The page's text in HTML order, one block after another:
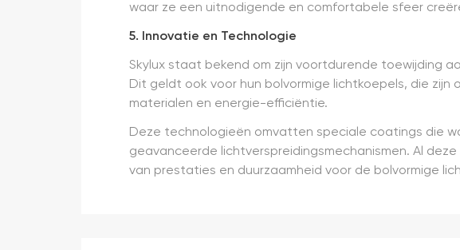
waar ze een uitnodigende en comfortabele sfeer
5. Innovatie en Technologie
Skylux staat bekend om zijn voortdurende toewijding
Dit geldt ook voor hun bolvormige lichtkoepels, die
materialen en energie-efficiëntie.
Deze technologieën omvatten speciale coatings die
geavanceerde lichtverspreidingsmechanismen. Al
van prestaties en duurzaamheid voor de bolvormige